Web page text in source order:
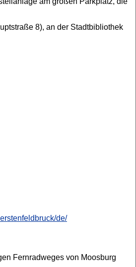
8), an der Stadtbibliothek
de/
Fernradweges von Moosburg